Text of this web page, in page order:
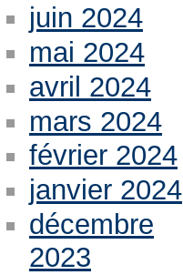
juin 2024
mai 2024
avril 2024
mars 2024
février 2024
janvier 2024
décembre
2023